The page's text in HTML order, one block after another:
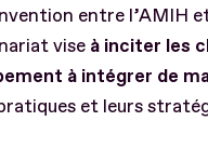
entre l’AMIH
vise à inciter les
à intégrer de
et leurs